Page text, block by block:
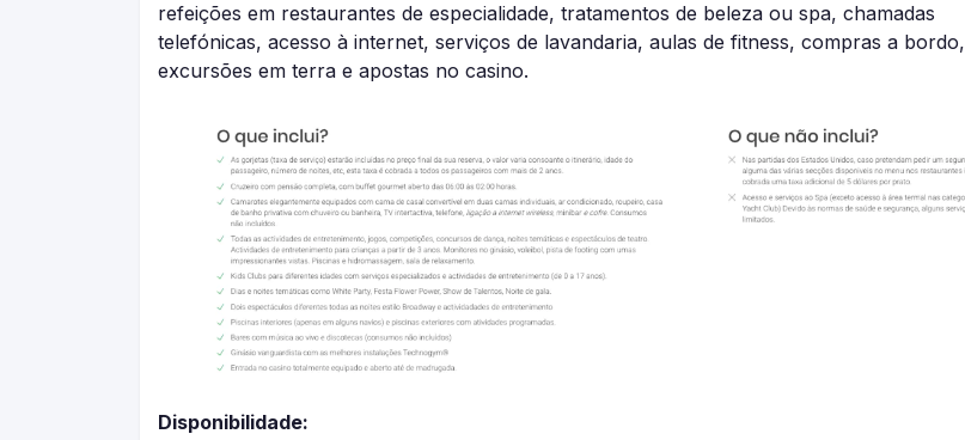
refeições em restaurantes de especialidade, tratamentos de beleza ou spa, chamadas
telefónicas, acesso à internet, serviços de lavandaria, aulas de fitness, compras a bordo,
excursões em terra e apostas no casino.
Disponibilidade: